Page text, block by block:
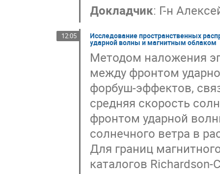
Докладчик: Г-н
12:05 Исследование пространственных
ударной волны и магнитным облаком
Методом наложения
между фронтом
форбуш-эффектов,
средняя скорость
фронтом ударной
солнечного ветра в
Для границ
каталогов Richardson-